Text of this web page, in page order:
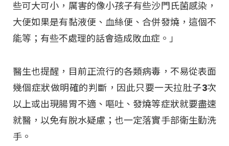
些可大可小，厲害的像小孩子有些沙門氏菌感染，
大便如果是有黏液便、血絲便、合併發燒，這個不
能等；有些不處理的話會造成敗血症。」
醫生也提醒，目前正流行的各類病毒，不易從表面
幾個症狀做明確的判斷，因此只要一天拉肚子3次
以上或出現腸胃不適、嘔吐、發燒等症狀就要盡速
就醫，以免有脫水疑慮；也一定落實手部衛生勤洗
手。